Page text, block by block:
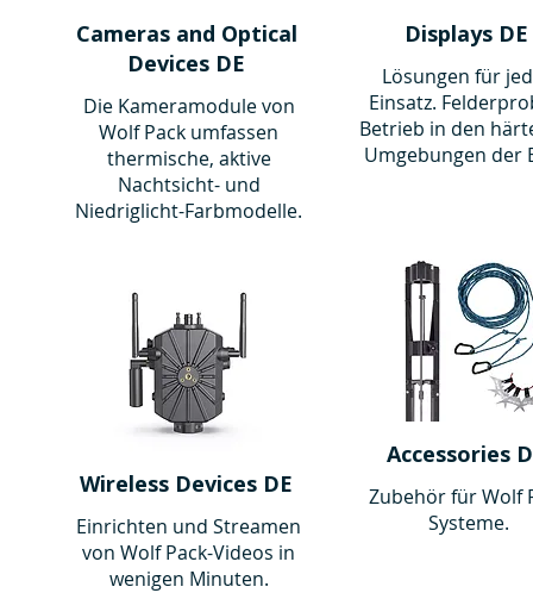
Cameras and Optical
Devices DE
Die Kameramodule von
Wolf Pack umfassen
thermische, aktive
Nachtsicht- und
Niedriglicht-Farbmodelle.
Wireless Devices DE
Einrichten und Streamen
von Wolf Pack-Videos in
wenigen Minuten.
Displays DE
Lösungen für
Einsatz.
Betrieb in den
Umgebungen der
Accessories
Zubehör für Wolf
Systeme.